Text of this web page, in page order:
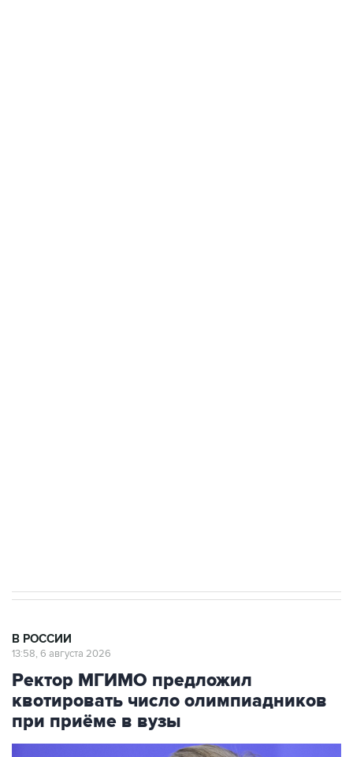
В РОССИИ
13:58, 6 августа 2026
Ректор МГИМО предложил
квотировать число олимпиадников
при приёме в вузы